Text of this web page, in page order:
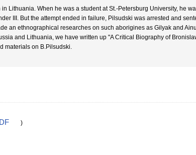
Lithuania. When he was a student at St.-Petersburg University, he
III. But the attempt ended in failure, Pilsudski was arrested and
an ethnographical researches on such aborigines as Gilyak and
and Lithuania, we have written up "A Critical Biography of
materials on B.Pilsudski.
)